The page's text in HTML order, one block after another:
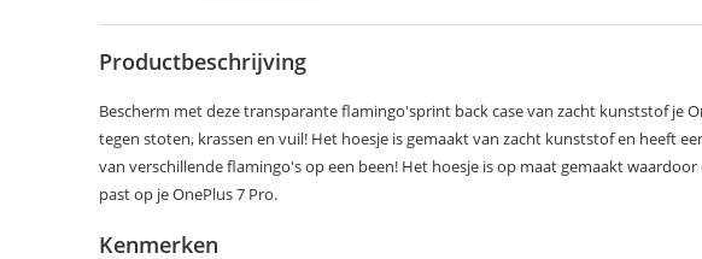
Productbeschrijving
Bescherm met deze transparante flamingo'sprint back case van zacht kunststof je
tegen stoten, krassen en vuil! Het hoesje is gemaakt van zacht kunststof en heeft
van verschillende flamingo's op een been! Het hoesje is op maat gemaakt waardoor
past op je OnePlus 7 Pro.
Kenmerken